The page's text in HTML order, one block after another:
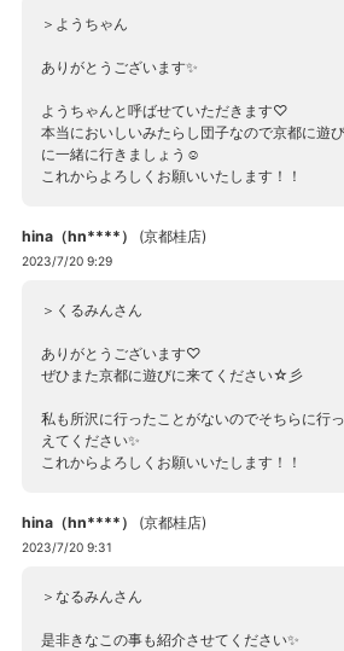
＞ようちゃん
ありがとうございます✨
ようちゃんと呼ばせていただきます♡
本当においしいみたらし団子なので京都に遊
に一緒に行きましょう☺
これからよろしくお願いいたします！！
hina（hn****） (京都桂店)
2023/7/20 9:29
＞くるみんさん
ありがとうございます♡
ぜひまた京都に遊びに来てください☆彡
私も所沢に行ったことがないのでそちらに行
えてください✨
これからよろしくお願いいたします！！
hina（hn****） (京都桂店)
2023/7/20 9:31
＞なるみんさん
是非きなこの事も紹介させてください✨